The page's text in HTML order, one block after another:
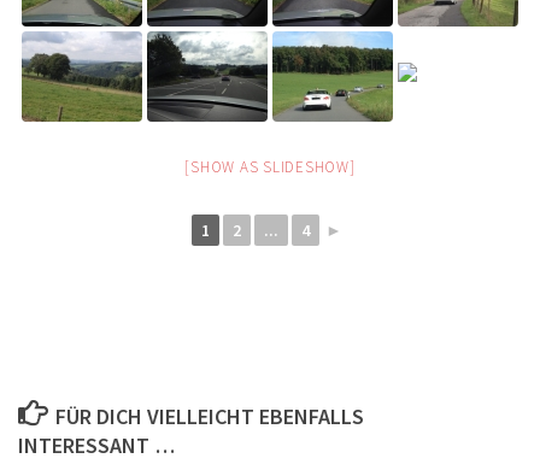
[SHOW AS SLIDESHOW]
1 2 ... 4 ►
FÜR DICH VIELLEICHT EBENFALLS
INTERESSANT …